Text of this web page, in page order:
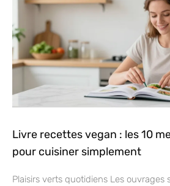
Livre recettes vegan : les 10
pour cuisiner simplement
Plaisirs verts quotidiens Les ouvrages